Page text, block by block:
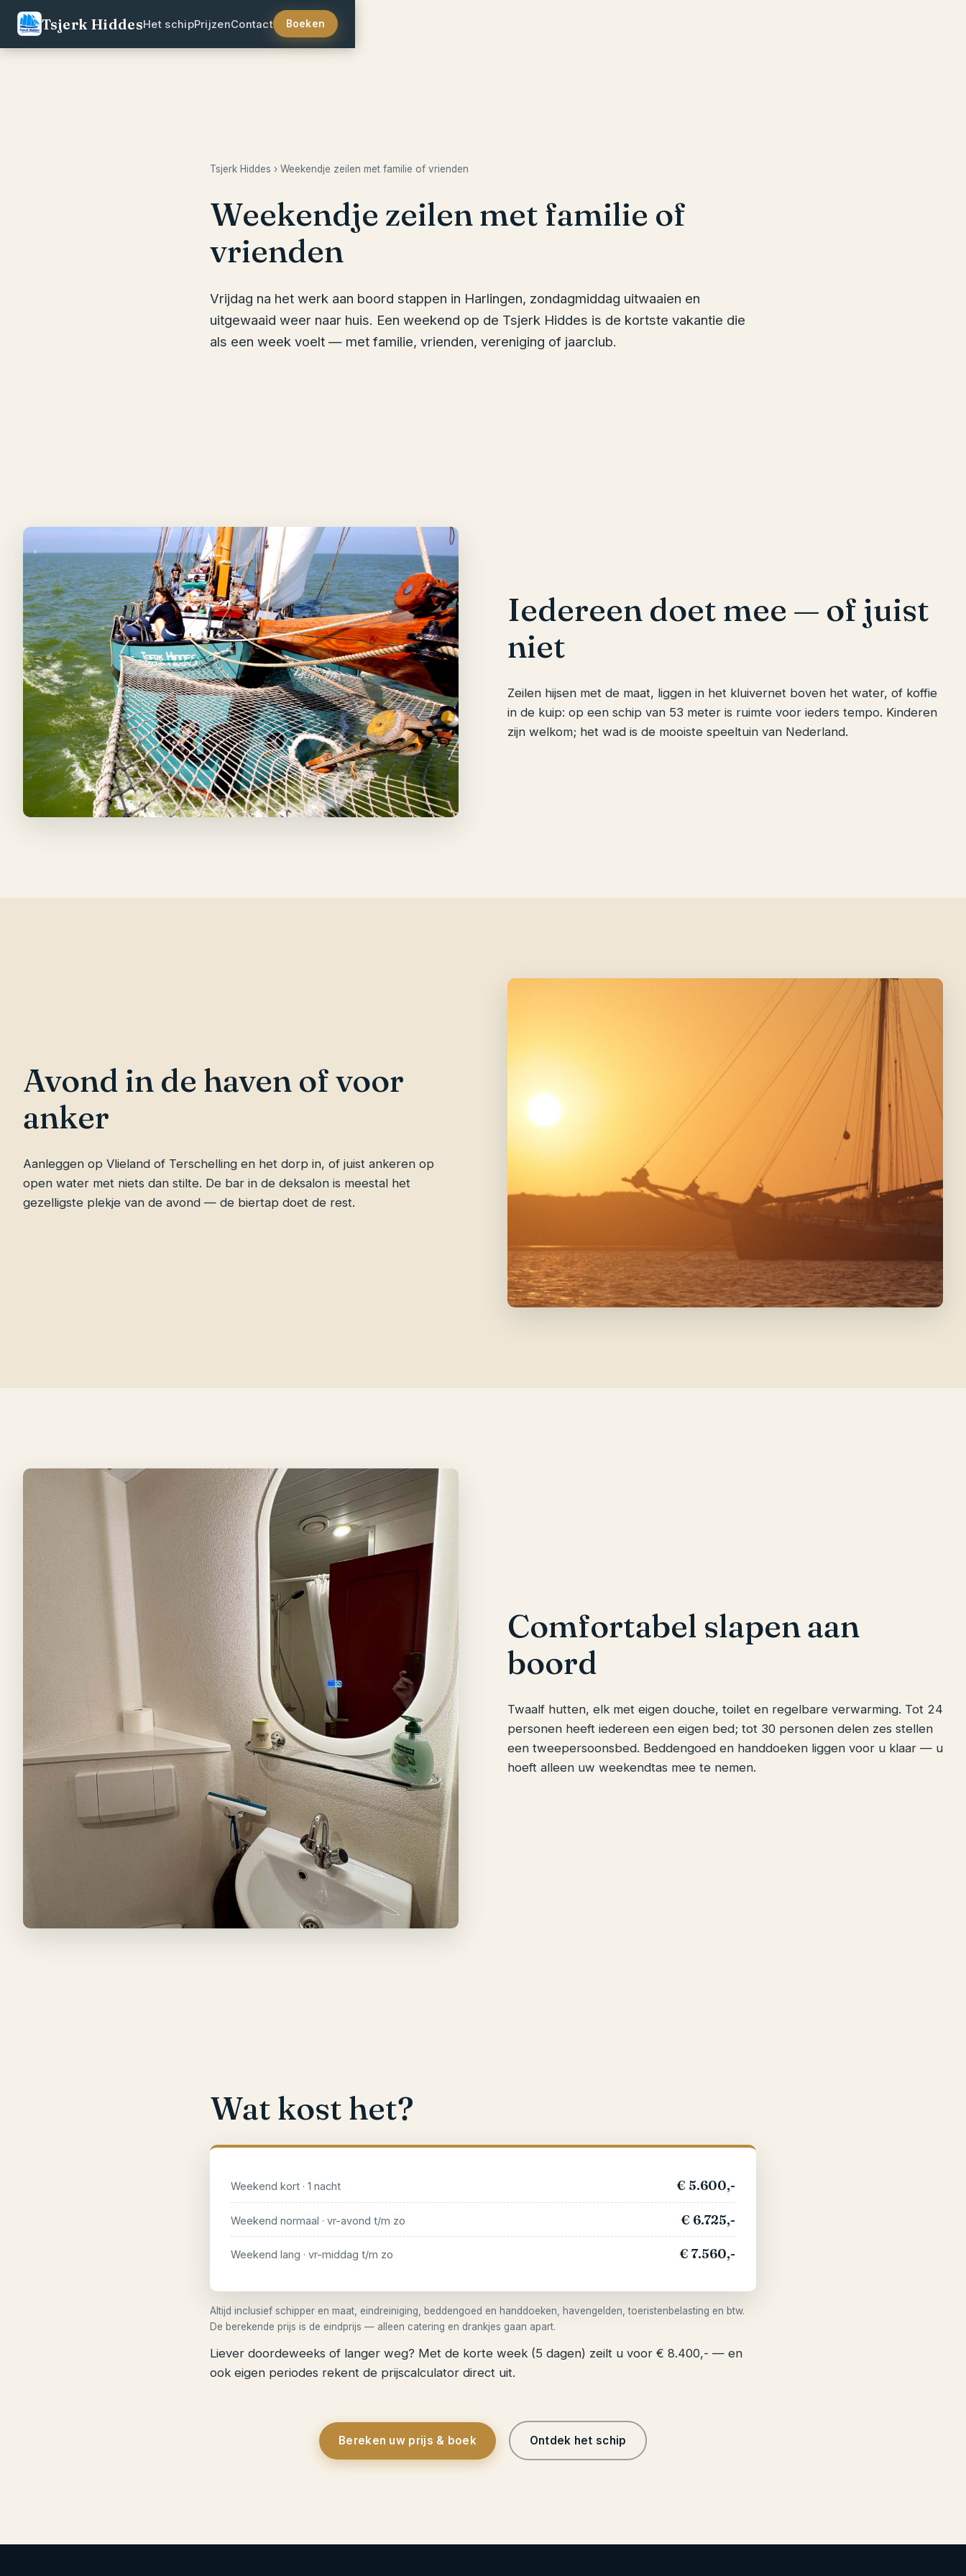
Tsjerk HiddesHet schipPrijzenContact Boeken
Tsjerk Hiddes › Weekendje zeilen met familie of vrienden
Weekendje zeilen met familie of
vrienden
Vrijdag na het werk aan boord stappen in Harlingen, zondagmiddag uitwaaien en
uitgewaaid weer naar huis. Een weekend op de Tsjerk Hiddes is de kortste vakantie die
als een week voelt — met familie, vrienden, vereniging of jaarclub.
Iedereen doet mee — of juist
niet
Zeilen hijsen met de maat, liggen in het kluivernet boven het water, of koffie
in de kuip: op een schip van 53 meter is ruimte voor ieders tempo. Kinderen
zijn welkom; het wad is de mooiste speeltuin van Nederland.
Avond in de haven of voor
anker
Aanleggen op Vlieland of Terschelling en het dorp in, of juist ankeren op
open water met niets dan stilte. De bar in de deksalon is meestal het
gezelligste plekje van de avond — de biertap doet de rest.
Comfortabel slapen aan
boord
Twaalf hutten, elk met eigen douche, toilet en regelbare verwarming. Tot 24
personen heeft iedereen een eigen bed; tot 30 personen delen zes stellen
een tweepersoonsbed. Beddengoed en handdoeken liggen voor u klaar — u
hoeft alleen uw weekendtas mee te nemen.
Wat kost het?
Weekend kort · 1 nacht € 5.600,-
Weekend normaal · vr-avond t/m zo € 6.725,-
Weekend lang · vr-middag t/m zo € 7.560,-
Altijd inclusief schipper en maat, eindreiniging, beddengoed en handdoeken, havengelden, toeristenbelasting en btw.
De berekende prijs is de eindprijs — alleen catering en drankjes gaan apart.
Liever doordeweeks of langer weg? Met de korte week (5 dagen) zeilt u voor € 8.400,- — en
ook eigen periodes rekent de prijscalculator direct uit.
Bereken uw prijs & boek Ontdek het schip